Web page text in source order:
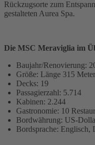
Rückzugsorte zum
gestalteten Aurea Spa.
Die MSC Meraviglia im
Baujahr/Renovierung:
Größe: Länge 315
Decks: 19
Passagierzahl: 5.714
Kabinen: 2.244
Gastronomie: 10
Bordwährung: US-
Bordsprache: Englisch,